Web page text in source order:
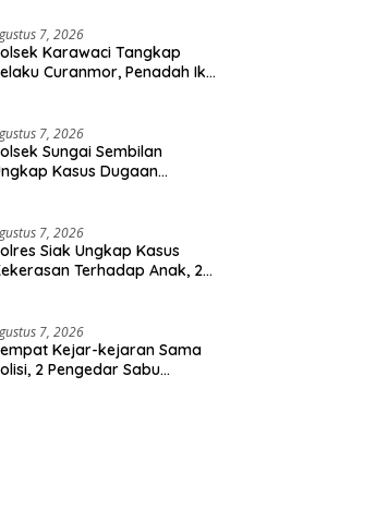
7, 2026
Karawaci Tangkap
Curanmor, Penadah Ikut
7, 2026
Sungai Sembilan
Kasus Dugaan
Diamankan
7, 2026
Siak Ungkap Kasus
Terhadap Anak, 2
7, 2026
Kejar-kejaran Sama
2 Pengedar Sabu